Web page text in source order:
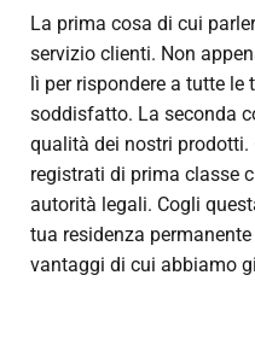
La prima cosa di cui
servizio clienti. Non
lì per rispondere a tutte
soddisfatto. La seconda
qualità dei nostri
registrati di prima classe
autorità legali. Cogli
tua residenza
vantaggi di cui abbiamo